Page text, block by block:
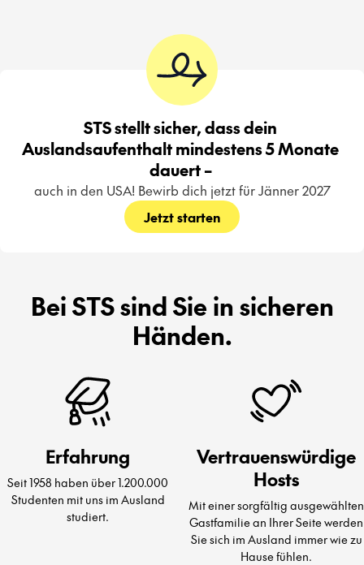
STS stellt sicher, dass dein
Auslandsaufenthalt mindestens 5 Monate
dauert –
auch in den USA! Bewirb dich jetzt für Jänner 2027
Jetzt starten
Bei STS sind Sie in sicheren
Händen.
Erfahrung
Seit 1958 haben über 1.200.000
Studenten mit uns im Ausland
studiert.
Vertrauenswürdige
Hosts
Mit einer sorgfältig ausgewählten
Gastfamilie an Ihrer Seite werden
Sie sich im Ausland immer wie zu
Hause fühlen.